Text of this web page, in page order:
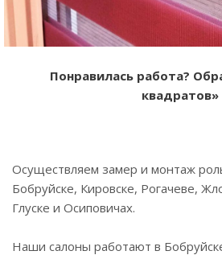
Понравилась работа?
квадратов»
Осуществляем замер и монтаж
Бобруйске, Кировске, Рогачеве,
Глуске и Осиповичах.
Наши салоны работают в